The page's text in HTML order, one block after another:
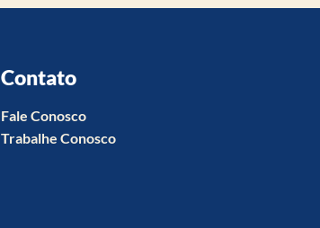
Contato
Fale Conosco
Trabalhe Conosco